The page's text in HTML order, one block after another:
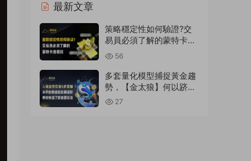
最新文章
策略穩定性如何驗證?交
易員必須了解的蒙特卡洛
模拟
56
多套量化模型捕捉黃金趨
勢，【金太狼】何以跻身
明星信号源榜單?
27